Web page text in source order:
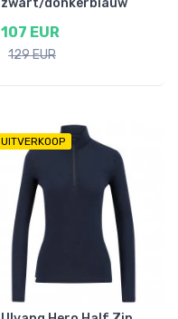
zwart/donkerblauw
107 EUR
129 EUR
UITVERKOOP